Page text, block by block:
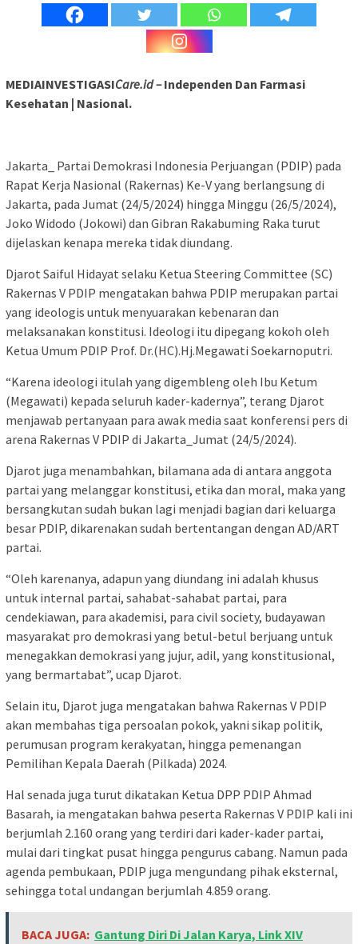
MEDIAINVESTIGASICare.id –Independen Dan Farmasi
Kesehatan | Nasional.
Jakarta_ Partai Demokrasi Indonesia Perjuangan (PDIP) pada
Rapat Kerja Nasional (Rakernas) Ke-V yang berlangsung di
Jakarta, pada Jumat (24/5/2024) hingga Minggu (26/5/2024),
Joko Widodo (Jokowi) dan Gibran Rakabuming Raka turut
dijelaskan kenapa mereka tidak diundang.
Djarot Saiful Hidayat selaku Ketua Steering Committee (SC)
Rakernas V PDIP mengatakan bahwa PDIP merupakan partai
yang ideologis untuk menyuarakan kebenaran dan
melaksanakan konstitusi. Ideologi itu dipegang kokoh oleh
Ketua Umum PDIP Prof. Dr.(HC).Hj.Megawati Soekarnoputri.
“Karena ideologi itulah yang digembleng oleh Ibu Ketum
(Megawati) kepada seluruh kader-kadernya”, terang Djarot
menjawab pertanyaan para awak media saat konferensi pers di
arena Rakernas V PDIP di Jakarta_Jumat (24/5/2024).
Djarot juga menambahkan, bilamana ada di antara anggota
partai yang melanggar konstitusi, etika dan moral, maka yang
bersangkutan sudah bukan lagi menjadi bagian dari keluarga
besar PDIP, dikarenakan sudah bertentangan dengan AD/ART
partai.
“Oleh karenanya, adapun yang diundang ini adalah khusus
untuk internal partai, sahabat-sahabat partai, para
cendekiawan, para akademisi, para civil society, budayawan
masyarakat pro demokrasi yang betul-betul berjuang untuk
menegakkan demokrasi yang jujur, adil, yang konstitusional,
yang bermartabat”, ucap Djarot.
Selain itu, Djarot juga mengatakan bahwa Rakernas V PDIP
akan membahas tiga persoalan pokok, yakni sikap politik,
perumusan program kerakyatan, hingga pemenangan
Pemilihan Kepala Daerah (Pilkada) 2024.
Hal senada juga turut dikatakan Ketua DPP PDIP Ahmad
Basarah, ia mengatakan bahwa peserta Rakernas V PDIP kali ini
berjumlah 2.160 orang yang terdiri dari kader-kader partai,
mulai dari tingkat pusat hingga pengurus cabang. Namun pada
agenda pembukaan, PDIP juga mengundang pihak eksternal,
sehingga total undangan berjumlah 4.859 orang.
BACA JUGA: Gantung Diri Di Jalan Karya, Link XIV